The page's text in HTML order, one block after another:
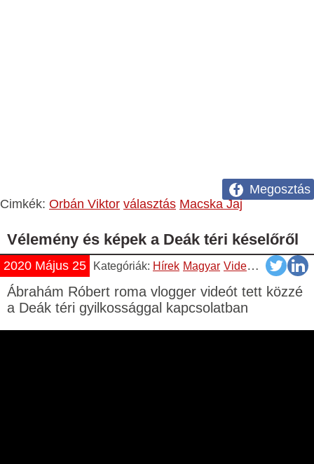
Megosztás
Cimkék: Orbán Viktor választás Macska Jaj
Vélemény és képek a Deák téri késelőről
2020 Május 25 Kategóriák: Hírek Magyar Videók YouTube
Ábrahám Róbert roma vlogger videót tett közzé
a Deák téri gyilkossággal kapcsolatban